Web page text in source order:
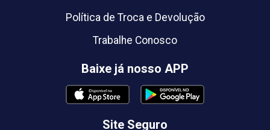
Política de Troca e Devolução
Trabalhe Conosco
Baixe já nosso APP
Site Seguro